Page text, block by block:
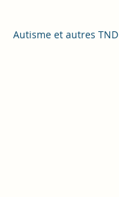
Autisme et autres TND